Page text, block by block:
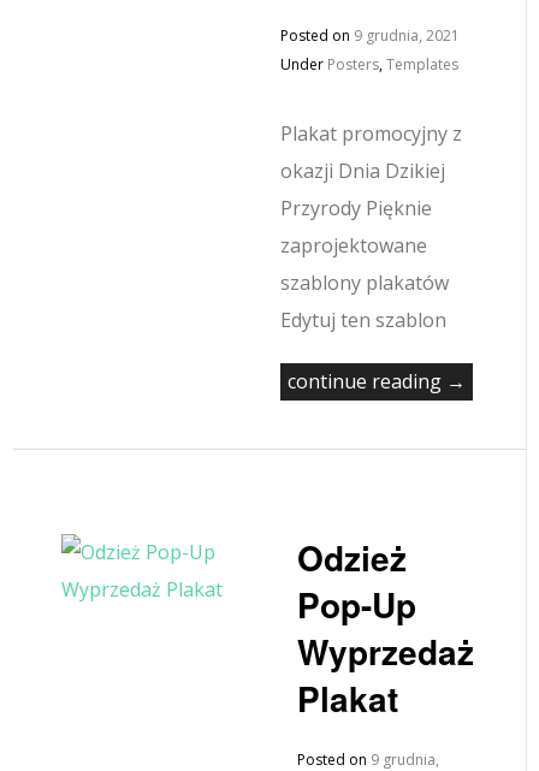
Posted on 9 grudnia, 2021
Under Posters,Templates
Plakat promocyjny z
okazji Dnia Dzikiej
Przyrody Pięknie
zaprojektowane
szablony plakatów
Edytuj ten szablon
continue reading →
Odzież
Pop-Up
Wyprzedaż
Plakat
Posted on 9 grudnia,